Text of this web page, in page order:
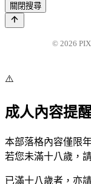
關閉搜尋
© 2026
⚠️
成人內容提
本部落格內容僅限
若您未滿十八歲，
已滿十八歲者，亦